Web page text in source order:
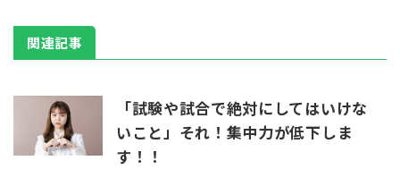
関連記事
「試験や試合で絶対にしてはいけな
いこと」それ！集中力が低下しま
す！！